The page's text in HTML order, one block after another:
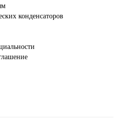
конденсаторов